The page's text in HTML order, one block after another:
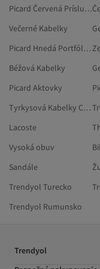
Picard Červená Príslušenstvo
Večerné Kabelky
Picard Hnedá Portfóliové A Listové Kabelky
Béžová Kabelky
Picard Aktovky
Tyrkysová Kabelky Cez Rameno
Lacoste
Vysoká obuv
Sandále
Trendyol Turecko
Trendyol Rumunsko
Trendyol